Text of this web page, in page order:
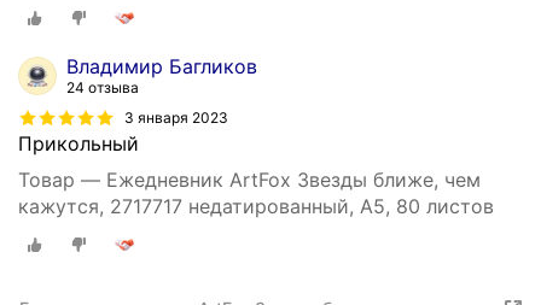
Владимир Багликов
24 отзыва
3 января 2023
Прикольный
Товар — Ежедневник ArtFox Звезды ближе, чем
кажутся, 2717717 недатированный, А5, 80 листов